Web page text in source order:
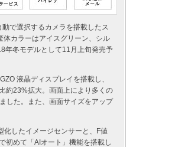
で選択するカメラを搭載したス
カラーはアイスグリーン、シル
年冬モデルとして11月上旬発売予
液晶ディスプレイを搭載し、
約23%拡大。画面上により多くの
した。また、画面サイズをアップ
化したイメージセンサーと、F値
初めて「AIオート」機能を搭載し